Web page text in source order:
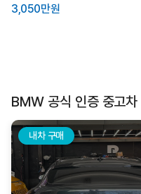
3,050만원
BMW 공식 인증 중고차
내차 구매